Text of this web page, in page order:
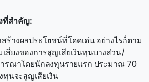
ที่สําคัญ:
ร้างผลประโยชน์ที่โดดเด่น อย่างไรก็ตาม
เสี่ยงของการสูญเสียเงินทุนบางส่วน/
รณาโดยนักลงทุนรายแรก ประมาณ 70
ทุนจะสูญเสียเงิน